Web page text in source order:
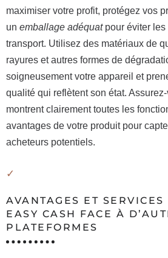
maximiser votre profit, protégez vos
un emballage adéquatpour éviter les
transport. Utilisez des matériaux de
rayures et autres formes de
soigneusement votre appareil et
qualité qui reflètent son état.
montrent clairement toutes les
avantages de votre produit pour
acheteurs potentiels.
AVANTAGES ET SERVICES
EASY CASH FACE À
PLATEFORMES